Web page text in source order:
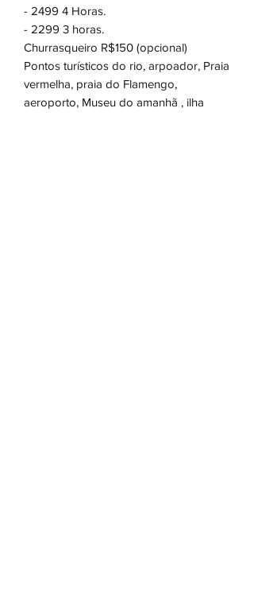
- 2499 4 Horas.
- 2299 3 horas.
Churrasqueiro R$150 (opcional)
Pontos turísticos do rio, arpoador, Praia
vermelha, praia do Flamengo,
aeroporto, Museu do amanhã , ilha